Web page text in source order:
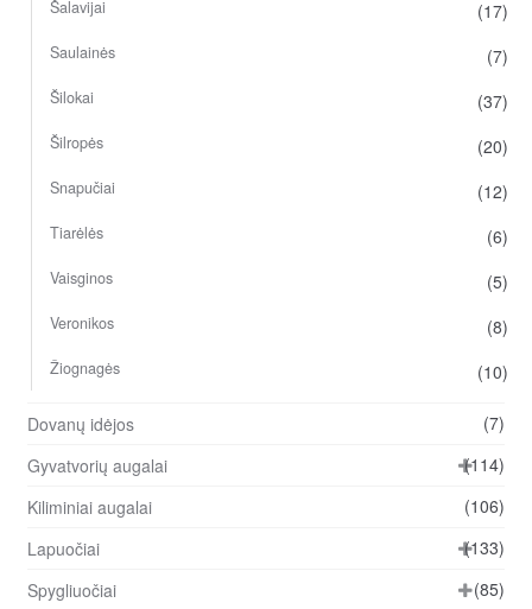
Šalavijai (17)
Saulainės (7)
Šilokai (37)
Šilropės (20)
Snapučiai (12)
Tiarėlės (6)
Vaisginos (5)
Veronikos (8)
Žiognagės (10)
Dovanų idėjos
(7)
Gyvatvorių augalai
(114)
Kiliminiai augalai
(106)
Lapuočiai
(133)
Spygliuočiai
(85)